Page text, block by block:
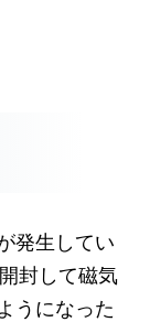
発生してい
封して磁気
うになった